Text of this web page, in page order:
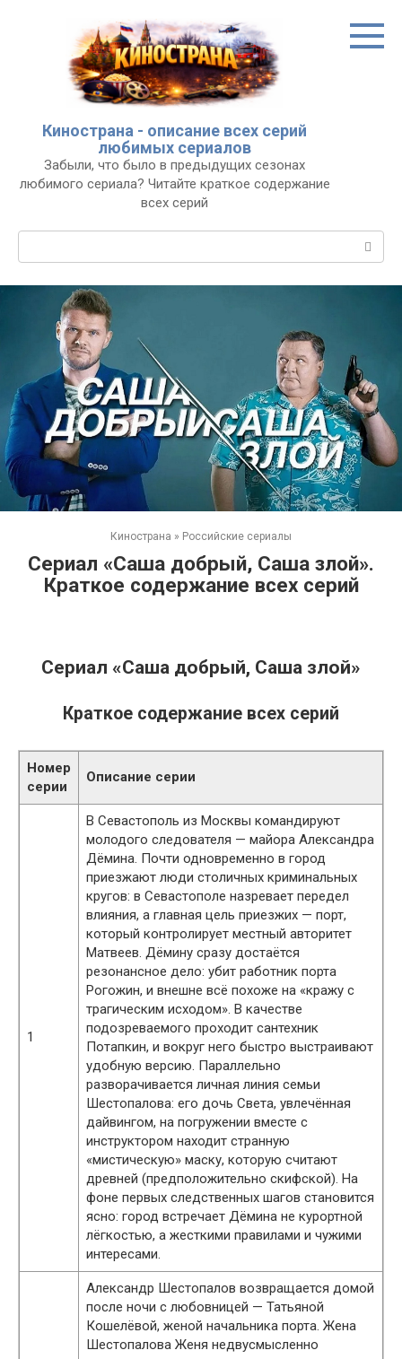
Кинострана - описание всех серий
любимых сериалов
Забыли, что было в предыдущих сезонах
любимого сериала? Читайте краткое содержание
всех серий
Кинострана » Российские сериалы
Сериал «Саша добрый, Саша злой».
Краткое содержание всех серий
Сериал «Саша добрый, Саша злой»
Краткое содержание всех серий
Номер
серии
Описание серии
1
В Севастополь из Москвы командируют
молодого следователя — майора Александра
Дёмина. Почти одновременно в город
приезжают люди столичных криминальных
кругов: в Севастополе назревает передел
влияния, а главная цель приезжих — порт,
который контролирует местный авторитет
Матвеев. Дёмину сразу достаётся
резонансное дело: убит работник порта
Рогожин, и внешне всё похоже на «кражу с
трагическим исходом». В качестве
подозреваемого проходит сантехник
Потапкин, и вокруг него быстро выстраивают
удобную версию. Параллельно
разворачивается личная линия семьи
Шестопалова: его дочь Света, увлечённая
дайвингом, на погружении вместе с
инструктором находит странную
«мистическую» маску, которую считают
древней (предположительно скифской). На
фоне первых следственных шагов становится
ясно: город встречает Дёмина не курортной
лёгкостью, а жесткими правилами и чужими
интересами.
Александр Шестопалов возвращается домой
после ночи с любовницей — Татьяной
Кошелёвой, женой начальника порта. Жена
Шестопалова Женя недвусмысленно